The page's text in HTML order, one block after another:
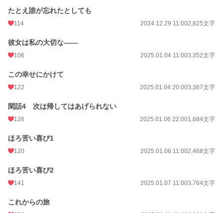
たとえ誰が忘れたとしても
114 2024.12.29 11:002,825文字
彼女は私の大切な――
106 2025.01.04 11:003,352文字
この幸せにかけて
122 2025.01.04 20:003,367文字
閑話4 次は帰してはあげられない
126 2025.01.06 22:001,684文字
ほろ苦い喜び1
120 2025.01.06 11:002,468文字
ほろ苦い喜び2
141 2025.01.07 11:003,764文字
これからの旅